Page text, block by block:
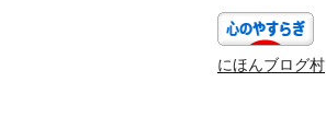
にほんブログ村